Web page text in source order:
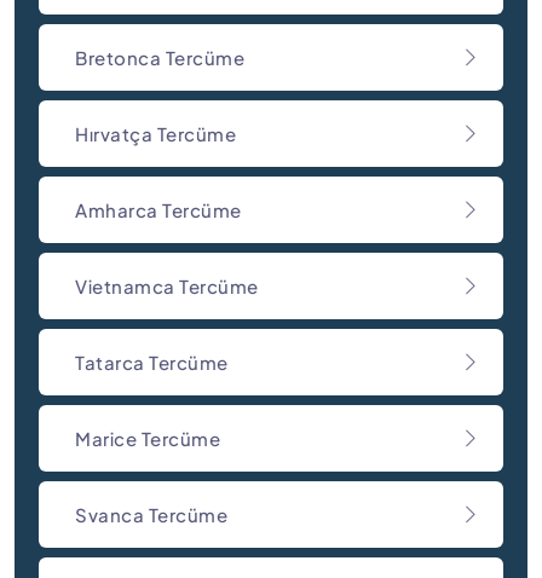
Bretonca Tercüme
Hırvatça Tercüme
Amharca Tercüme
Vietnamca Tercüme
Tatarca Tercüme
Marice Tercüme
Svanca Tercüme